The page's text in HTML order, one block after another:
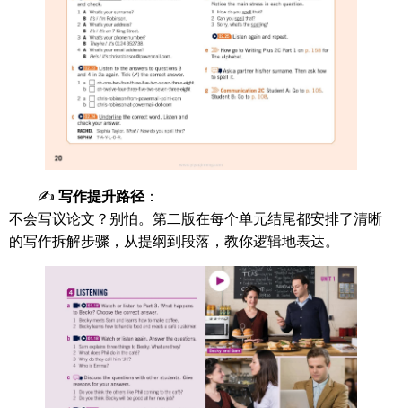
✍️ 写作提升路径：
不会写议论文？别怕。第二版在每个单元结尾都安排了清晰
的写作拆解步骤，从提纲到段落，教你逻辑地表达。